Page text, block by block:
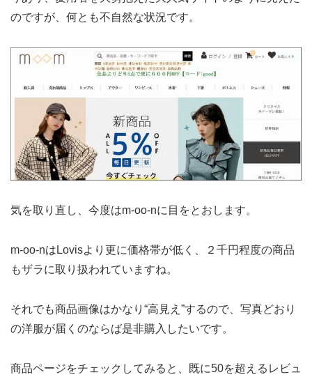
のですが、何とも不自然な状況です。
気を取り直し、今度はm-oo-nに目をとおします。
m-oo-nはLovisより更に価格帯が低く、２千円程度の商品
もザラに取り扱われていますね。
それでも商品画像はかなり“高見え”するので、写真どおり
の洋服が届くのならば是非購入したいです。
商品ページをチェックしてみると、既に50を超えるレビュ